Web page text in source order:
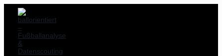
Zum
Inhalt
springen
MENU
Post
navigation